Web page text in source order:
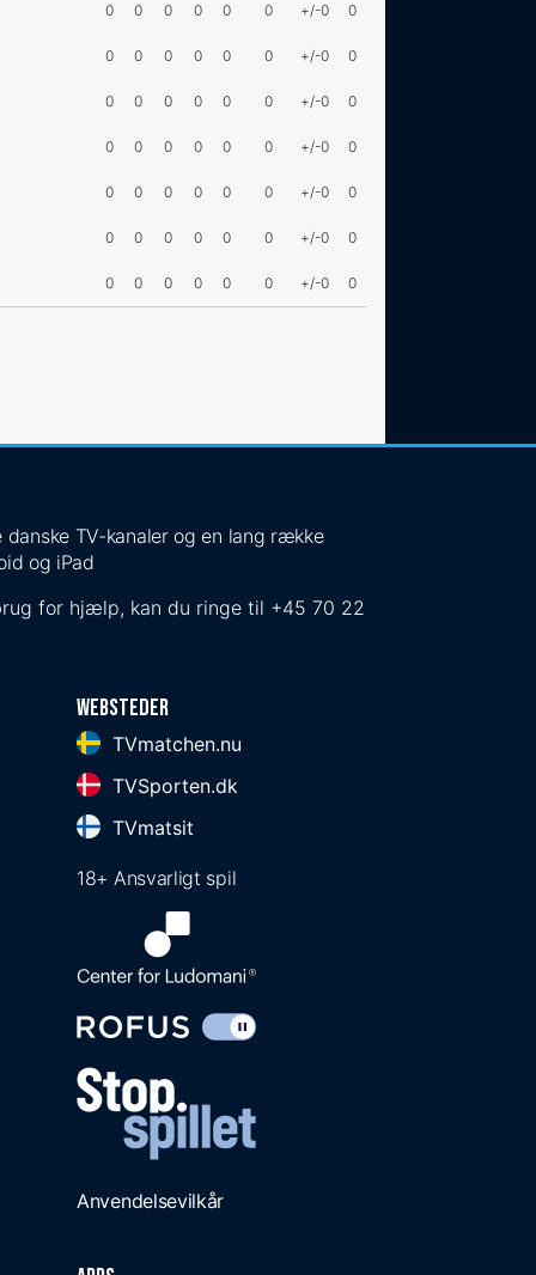
0 0 0 0 0 0 +/-0 0
0 0 0 0 0 0 +/-0 0
0 0 0 0 0 0 +/-0 0
0 0 0 0 0 0 +/-0 0
0 0 0 0 0 0 +/-0 0
0 0 0 0 0 0 +/-0 0
0 0 0 0 0 0 +/-0 0
TV-kanaler og en lang række
og iPad
for hjælp, kan du ringe til +45 70 22
Websteder
TVmatchen.nu
TVSporten.dk
TVmatsit
18+ Ansvarligt spil
Anvendelsevilkår